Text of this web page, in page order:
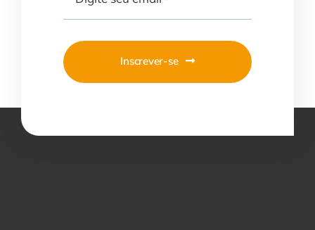
Inscrever-se